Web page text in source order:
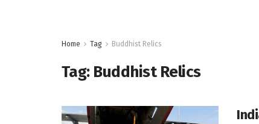
Home Tag Buddhist Relics
Tag: Buddhist Relics